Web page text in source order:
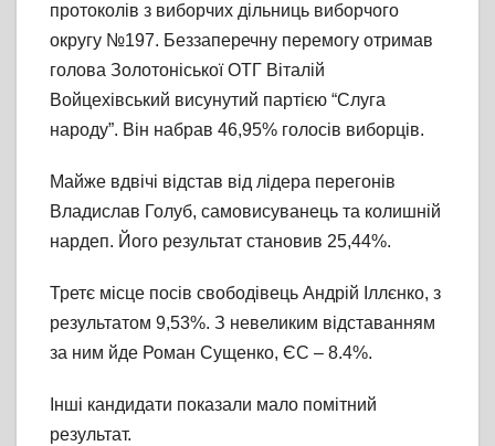
протоколів з виборчих дільниць виборчого
округу №197. Беззаперечну перемогу отримав
голова Золотоніської ОТГ Віталій
Войцехівський висунутий партією “Слуга
народу”. Він набрав 46,95% голосів виборців.
Майже вдвічі відстав від лідера перегонів
Владислав Голуб, самовисуванець та колишній
нардеп. Його результат становив 25,44%.
Третє місце посів свободівець Андрій Іллєнко, з
результатом 9,53%. З невеликим відставанням
за ним йде Роман Сущенко, ЄС – 8.4%.
Інші кандидати показали мало помітний
результат.